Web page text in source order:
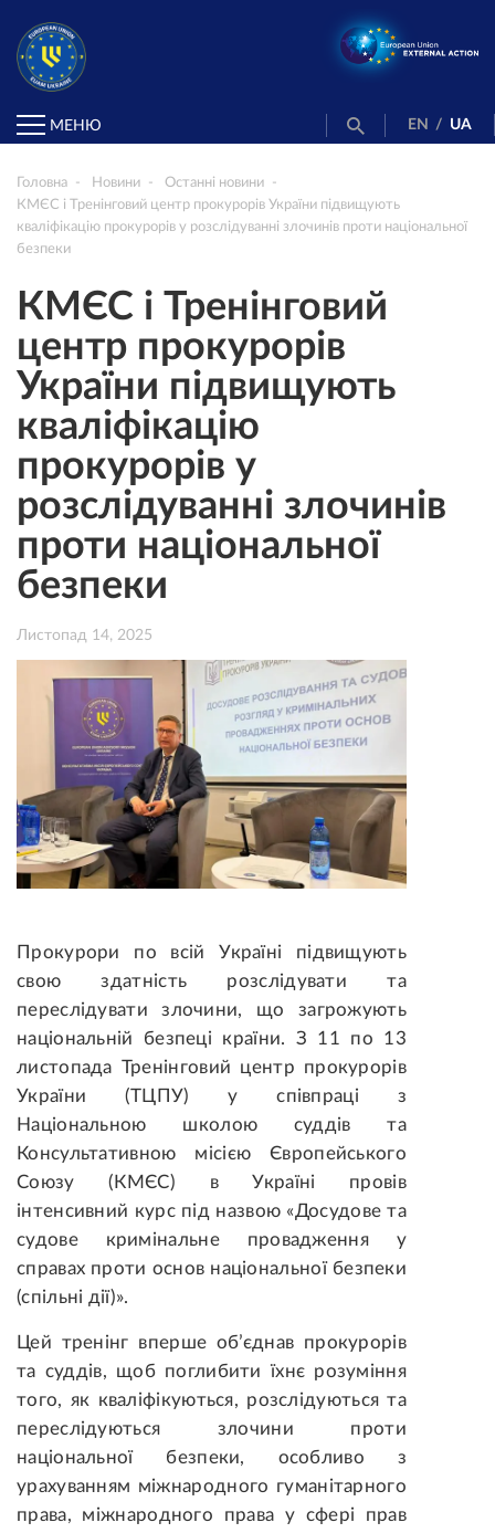
МЕНЮ EN / UA
Головна Новини
Останні новини
КМЄС і Тренінговий центр прокурорів України підвищують
кваліфікацію прокурорів у розслідуванні злочинів проти національної
безпеки
КМЄС і Тренінговий
центр прокурорів
України підвищують
кваліфікацію
прокурорів у
розслідуванні злочинів
проти національної
безпеки
Листопад 14, 2025
Прокурори по всій Україні підвищують
свою здатність розслідувати та
переслідувати злочини, що загрожують
національній безпеці країни. З 11 по 13
листопада Тренінговий центр прокурорів
України (ТЦПУ) у співпраці з
Національною школою суддів та
Консультативною місією Європейського
Союзу (КМЄС) в Україні провів
інтенсивний курс під назвою «Досудове та
судове кримінальне провадження у
справах проти основ національної безпеки
(спільні дії)».
Цей тренінг вперше об’єднав прокурорів
та суддів, щоб поглибити їхнє розуміння
того, як кваліфікуються, розслідуються та
переслідуються злочини проти
національної безпеки, особливо з
урахуванням міжнародного гуманітарного
права, міжнародного права у сфері прав